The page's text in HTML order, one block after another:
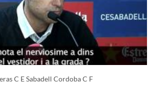
C E Sabadell Cordoba C F